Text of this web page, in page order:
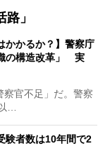
」
かかるか？】警察庁
の構造改革」 実
官不足」だ。警察
…
験者数は10年間で2